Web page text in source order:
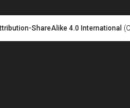
ShareAlike 4.0 International